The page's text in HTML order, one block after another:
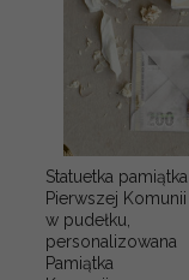
Statuetka pamiątka
Pierwszej Komunii
w pudełku,
personalizowana
Pamiątka